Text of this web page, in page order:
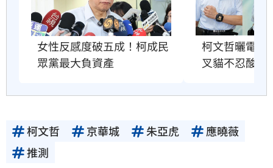
女性反感度破五成！柯成民
眾黨最大負資產
柯文哲曬電子
叉貓不忍酸爆
柯文哲 京華城 朱亞虎
應曉薇
推測